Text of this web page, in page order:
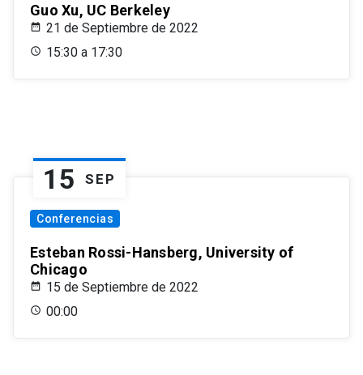
Guo Xu, UC Berkeley
21 de Septiembre de 2022
15:30 a 17:30
15 SEP
Conferencias
Esteban Rossi-Hansberg, University of
Chicago
15 de Septiembre de 2022
00:00